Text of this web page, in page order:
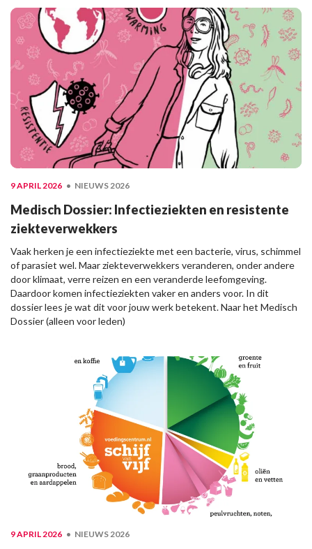
9 APRIL 2026 NIEUWS 2026
Medisch Dossier: Infectieziekten en resistente
ziekteverwekkers
Vaak herken je een infectieziekte met een bacterie, virus, schimmel
of parasiet wel. Maar ziekteverwekkers veranderen, onder andere
door klimaat, verre reizen en een veranderde leefomgeving.
Daardoor komen infectieziekten vaker en anders voor. In dit
dossier lees je wat dit voor jouw werk betekent. Naar het Medisch
Dossier (alleen voor leden)
9 APRIL 2026 NIEUWS 2026